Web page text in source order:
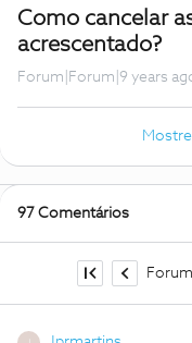
Como cancelar
acrescentado?
Forum|Forum|9 years
97 Comentários